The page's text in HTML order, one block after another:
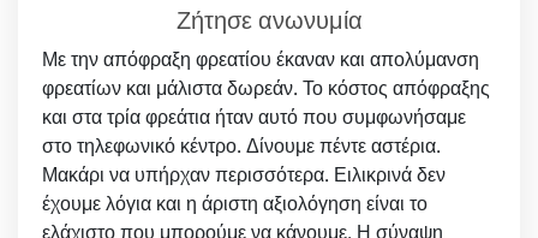
Ζήτησε ανωνυμία
Με την απόφραξη φρεατίου έκαναν και απολύμανση
φρεατίων και μάλιστα δωρεάν. Το κόστος απόφραξης
και στα τρία φρεάτια ήταν αυτό που συμφωνήσαμε
στο τηλεφωνικό κέντρο. Δίνουμε πέντε αστέρια.
Μακάρι να υπήρχαν περισσότερα. Ειλικρινά δεν
έχουμε λόγια και η άριστη αξιολόγηση είναι το
ελάχιστο που μπορούμε να κάνουμε. Η σύναψη